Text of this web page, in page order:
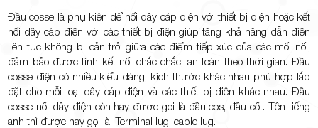
Đầu cosse là phụ kiện để nối dây cáp điện với thiết bị điện hoặc kết
nối dây cáp điện với các thiết bị điện giúp tăng khả năng dẫn điện
liên tục không bị cản trở giữa các điểm tiếp xúc của các mối nối,
đảm bảo được tính kết nối chắc chắc, an toàn theo thời gian. Đầu
cosse điện có nhiều kiểu dáng, kích thước khác nhau phù hợp lắp
đặt cho mỗi loại dây cáp điện và các thiết bị điện khác nhau. Đầu
cosse nối dây điện còn hay được gọi là đầu cos, đầu cốt. Tên tiếng
anh thì được hay gọi là: Terminal lug, cable lug.